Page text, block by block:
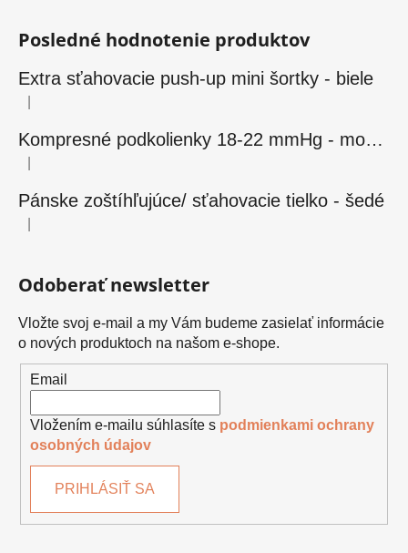
Posledné hodnotenie produktov
Extra sťahovacie push-up mini šortky - biele
Hodnotenie produktu je 5 z 5 hviezdičiek.
Kompresné podkolienky 18-22 mmHg - modré
Hodnotenie produktu je 5 z 5 hviezdičiek.
Pánske zoštíhľujúce/ sťahovacie tielko - šedé
Hodnotenie produktu je 5 z 5 hviezdičiek.
Odoberať newsletter
Vložte svoj e-mail a my Vám budeme zasielať informácie
o nových produktoch na našom e-shope.
Email
Vložením e-mailu súhlasíte s podmienkami ochrany
osobných údajov
PRIHLÁSIŤ SA